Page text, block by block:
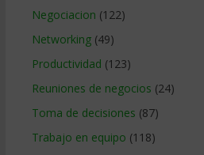
Negociacion (122)
Networking(49)
Productividad (123)
Reuniones de negocios (24)
Toma de decisiones (87)
Trabajo en equipo (118)